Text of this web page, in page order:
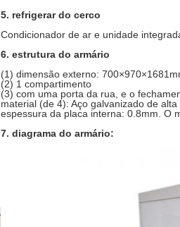
5. refrigerar do cerco
Condicionador de ar e unidade
6. estrutura do armário
(1) dimensão externo:
(2) 1 compartimento
(3) com uma porta da rua, e o
material (de 4): Aço galvanizado de
espessura da placa interna: 0.8mm. O
7. diagrama do armário: